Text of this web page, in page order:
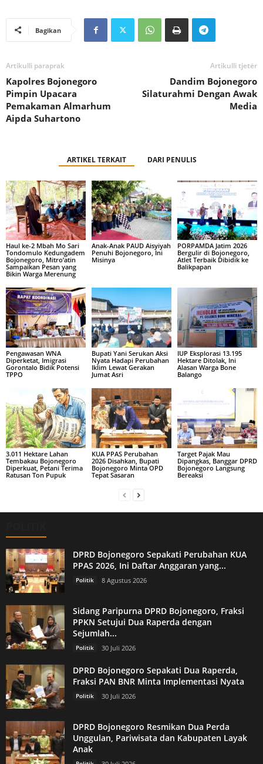
Bagikan
Artikulli paraprak
Kapolres Bojonegoro
Pimpin Upacara
Pemakaman Almarhum
Aipda Suhartono
Artikulli tjetër
Dandim Bojonegoro
Silaturahmi Dengan Awak
Media
ARTIKEL TERKAIT DARI PENULIS
Haul ke-2 Mbah Mo Sari
Tondomulo Kedungadem
Bojonegoro, Mitro’atin
Sampaikan Pesan yang
Bikin Warga Merenung
Anak-Anak PAUD Aisyiyah
Penuhi Bojonegoro, Ini
Misinya
PORPAMDA Jatim 2026
Bergulir di Bojonegoro,
Atlet Terbaik Dibidik ke
Balikpapan
Pengawasan WNA
Diperketat, Imigrasi
Gorontalo Bidik Potensi
TPPO
Bupati Yani Serukan Aksi
Nyata Hadapi Perubahan
Iklim Lewat Gerakan
Jumat Asri
IUP Eksplorasi 13.195
Hektare Ditolak, Ini
Alasan Warga Bone
Balango
3.011 Hektare Lahan
Tembakau Bojonegoro
Diperkuat, Petani Terima
Ratusan Ton Pupuk
KUA PPAS Perubahan
2026 Disahkan, Bupati
Bojonegoro Minta OPD
Tepat Sasaran
Target Pajak Mau
Dipangkas, Banggar DPRD
Bojonegoro Langsung
Bereaksi
DPRD Bojonegoro Sepakati Perubahan KUA
PPAS 2026, Ini Daftar Anggaran yang...
Politik 8 Agustus 2026
Sidang Paripurna DPRD Bojonegoro, Fraksi
PPKN Setujui Dua Raperda dengan
Sejumlah...
Politik 30 Juli 2026
DPRD Bojonegoro Sepakati Dua Raperda,
Fraksi PAN BNR Minta Implementasi Nyata
Politik 30 Juli 2026
DPRD Bojonegoro Resmikan Dua Perda
Unggulan, Pariwisata dan Kabupaten Layak
Anak